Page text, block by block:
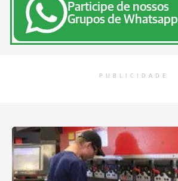
Participe de nossos
Grupos de Whatsapp
PUBLICIDADE